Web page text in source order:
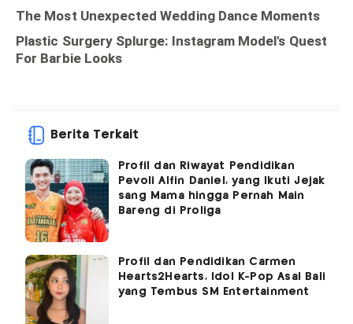
Berita Terkait
Profil dan Riwayat Pendidikan
Pevoli Alfin Daniel, yang Ikuti Jejak
sang Mama hingga Pernah Main
Bareng di Proliga
Profil dan Pendidikan Carmen
Hearts2Hearts, Idol K-Pop Asal Bali
yang Tembus SM Entertainment